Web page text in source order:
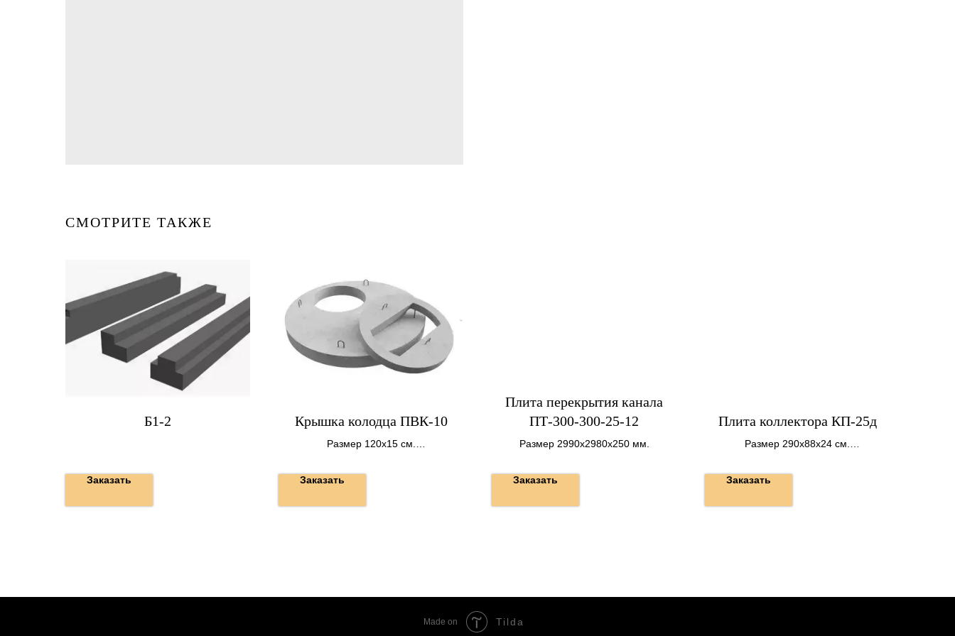
СМОТРИТЕ ТАКЖЕ
Б1-2
Заказать
Крышка колодца ПВК-10
Размер 120х15 см.
Заказать
Плита перекрытия канала
ПТ-300-300-25-12
Размер 2990х2980х250 мм.
Заказать
Плита коллектора КП-25д
Размер 290х88х24 см.
Заказать
Made on Tilda